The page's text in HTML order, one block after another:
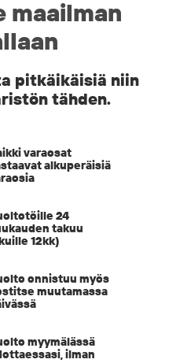
maailman
pitkäikäisiä niin
tähden.
varaosat
alkuperäisiä
24
takuu
12kk)
onnistuu myös
muutamassa
myymälässä
ilman